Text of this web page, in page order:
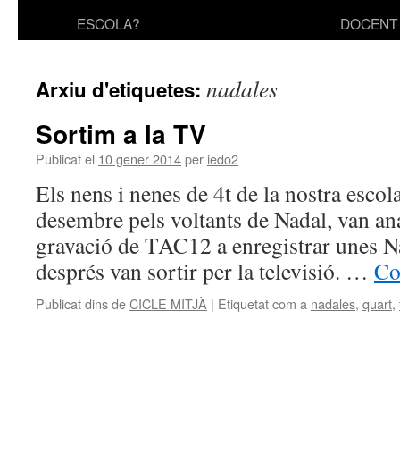
ESCOLA?
DOCENT
Arxiu d'etiquetes: nadales
Sortim a la TV
Publicat el 10 gener 2014per iedo2
Els nens i nenes de 4t de la nostra
desembre pels voltants de Nadal, van
gravació de TAC12 a enregistrar unes
després van sortir per la televisió. …
Publicat dins deCICLE MITJÀ | Etiquetat com a nadales, quart,